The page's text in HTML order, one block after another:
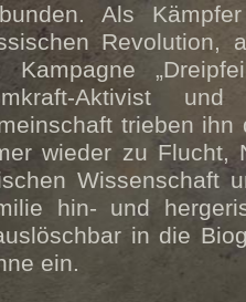
Als
Revolution,
Kampagne
Aktivist
trieben
wieder zu Flucht,
Wissenschaft
hin- und
in die
ein.